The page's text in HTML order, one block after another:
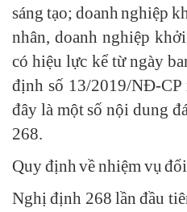
sáng tạo; doanh nghiệp
nhân, doanh nghiệp
có hiệu lực kể từ ngày
định số 13/2019/NĐ-
đây là một số nội dung
268.
Quy định về nhiệm vụ
Nghị định 268 lần đầu